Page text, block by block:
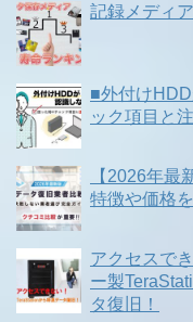
記録メディ
■外付け
ック項目と
【2026年最
特徴や価格
アクセスで
ー製
タ復旧！